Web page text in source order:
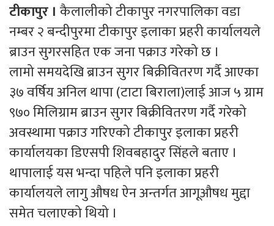
टीकापुर । कैलालीको टीकापुर नगरपालिका वडा
नम्बर २ बन्दीपुरमा टीकापुर इलाका प्रहरी कार्यालयले
ब्राउन सुगरसहित एक जना पक्राउ गरेको छ ।
लामो समयदेखि ब्राउन सुगर बिक्रीवितरण गर्दै आएका
३७ वर्षिय अनिल थापा (टाटा बिराला)लाई आज ५ ग्राम
९७० मिलिग्राम ब्राउन सुगर बिक्रीवितरण गर्दै गरेको
अवस्थामा पक्राउ गरिएको टीकापुर इलाका प्रहरी
कार्यालयका डिएसपी शिवबहादुर सिंहले बताए ।
थापालाई यस भन्दा पहिले पनि इलाका प्रहरी
कार्यालयले लागु औषध ऐन अन्तर्गत आगूऔषध मुद्दा
समेत चलाएको थियो ।